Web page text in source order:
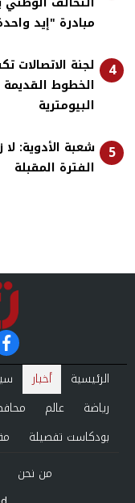
مبادرة "إيد
4
لجنة
الخطوط
البيومترية
5
شعبة الأدوية:
الفترة المقبلة
الرئيسية أخبار
رياضة
عالم
بودكاست تفصيلة
من نحن